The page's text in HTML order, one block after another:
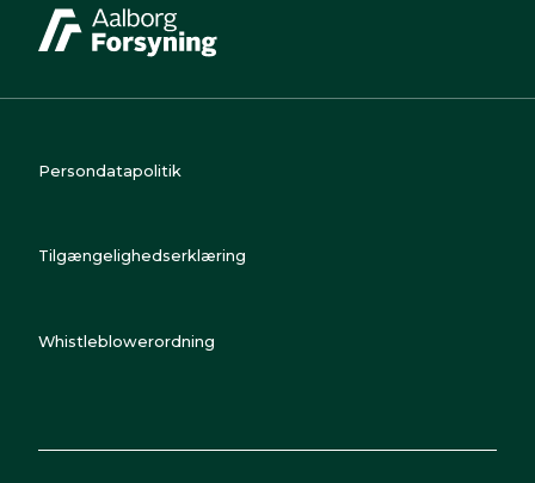
Persondatapolitik
Tilgængelighedserklæring
Whistleblowerordning